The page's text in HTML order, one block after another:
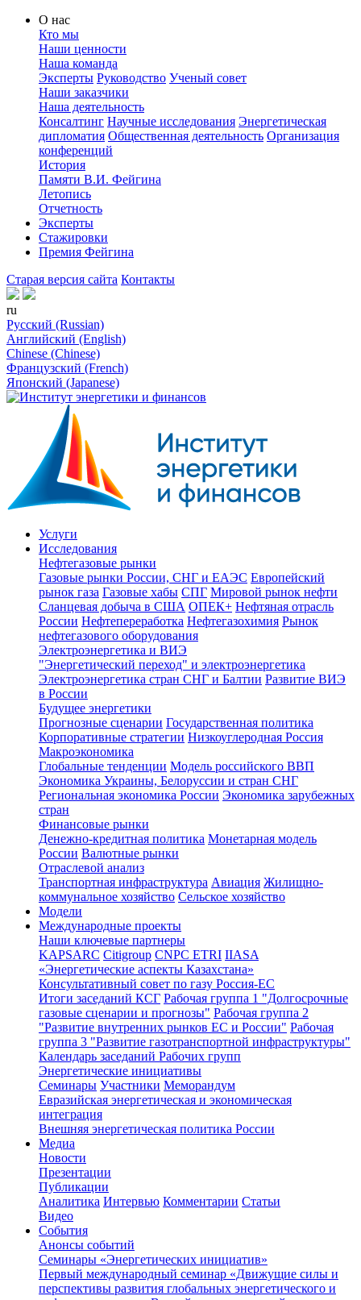
О нас
Кто мы
Наши ценности
Наша команда
Эксперты Руководство Ученый совет
Наши заказчики
Наша деятельность
Консалтинг Научные исследования Энергетическая
дипломатия Общественная деятельность Организация
конференций
История
Памяти В.И. Фейгина
Летопись
Отчетность
Эксперты
Стажировки
Премия Фейгина
Старая версия сайта Контакты
ru
Русский (Russian)
Английский (English)
Chinese (Chinese)
Французский (French)
Японский (Japanese)
Услуги
Исследования
Нефтегазовые рынки
Газовые рынки России, СНГ и ЕАЭС Европейский
рынок газа Газовые хабы СПГ Мировой рынок нефти
Сланцевая добыча в США ОПЕК+ Нефтяная отрасль
России Нефтепереработка Нефтегазохимия Рынок
нефтегазового оборудования
Электроэнергетика и ВИЭ
"Энергетический переход" и электроэнергетика
Электроэнергетика стран СНГ и Балтии Развитие ВИЭ
в России
Будущее энергетики
Прогнозные сценарии Государственная политика
Корпоративные стратегии Низкоуглеродная Россия
Макроэкономика
Глобальные тенденции Модель российского ВВП
Экономика Украины, Белоруссии и стран СНГ
Региональная экономика России Экономика зарубежных
стран
Финансовые рынки
Денежно-кредитная политика Монетарная модель
России Валютные рынки
Отраслевой анализ
Транспортная инфраструктура Авиация Жилищно-
коммунальное хозяйство Сельское хозяйство
Модели
Международные проекты
Наши ключевые партнеры
KAPSARC Citigroup CNPC ETRI IIASA
«Энергетические аспекты Казахстана»
Консультативный совет по газу Россия-ЕС
Итоги заседаний КСГ Рабочая группа 1 "Долгосрочные
газовые сценарии и прогнозы" Рабочая группа 2
"Развитие внутренних рынков ЕС и России" Рабочая
группа 3 "Развитие газотранспортной инфраструктуры"
Календарь заседаний Рабочих групп
Энергетические инициативы
Семинары Участники Меморандум
Евразийская энергетическая и экономическая
интеграция
Внешняя энергетическая политика России
Медиа
Новости
Презентации
Публикации
Аналитика Интервью Комментарии Статьи
Видео
События
Анонсы событий
Семинары «Энергетических инициатив»
Первый международный семинар «Движущие силы и
перспективы развития глобальных энергетического и